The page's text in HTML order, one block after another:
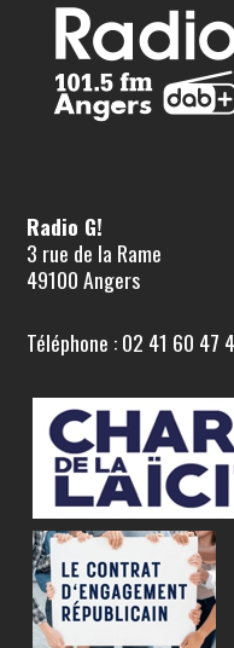
Radio G!
3 rue de la Rame
49100 Angers
Téléphone : 02 41 60 47